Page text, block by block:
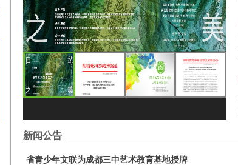
新闻公告
省青少年文联为成都三中艺术教育基地授牌